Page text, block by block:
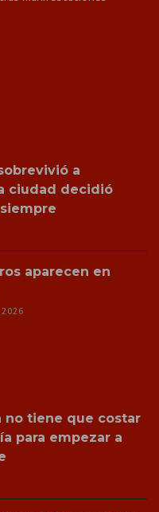
a
ciudad decidió
aparecen en
no tiene que costar
para empezar a